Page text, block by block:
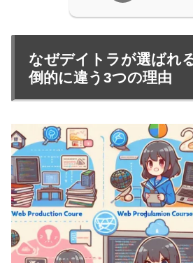
なぜデイトラが選ばれ
倒的に違う3つの理由